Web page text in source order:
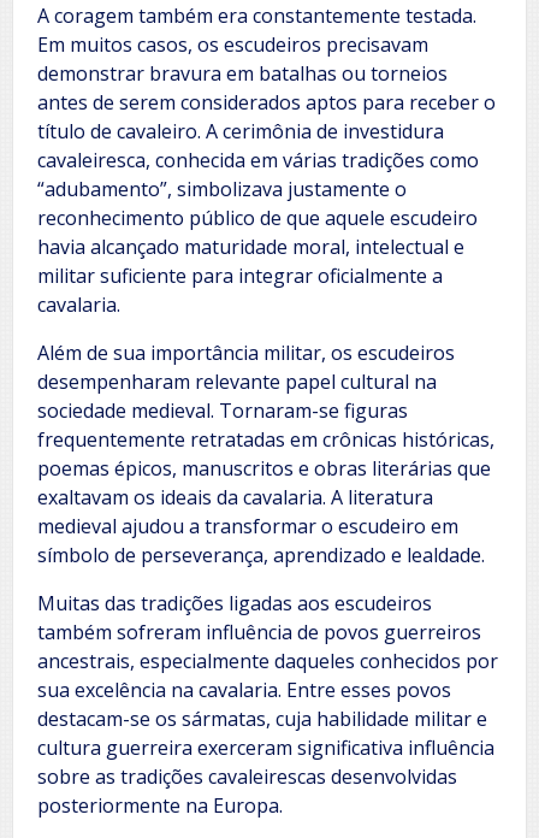
A coragem também era constantemente testada.
Em muitos casos, os escudeiros precisavam
demonstrar bravura em batalhas ou torneios
antes de serem considerados aptos para receber o
título de cavaleiro. A cerimônia de investidura
cavaleiresca, conhecida em várias tradições como
“adubamento”, simbolizava justamente o
reconhecimento público de que aquele escudeiro
havia alcançado maturidade moral, intelectual e
militar suficiente para integrar oficialmente a
cavalaria.
Além de sua importância militar, os escudeiros
desempenharam relevante papel cultural na
sociedade medieval. Tornaram-se figuras
frequentemente retratadas em crônicas históricas,
poemas épicos, manuscritos e obras literárias que
exaltavam os ideais da cavalaria. A literatura
medieval ajudou a transformar o escudeiro em
símbolo de perseverança, aprendizado e lealdade.
Muitas das tradições ligadas aos escudeiros
também sofreram influência de povos guerreiros
ancestrais, especialmente daqueles conhecidos por
sua excelência na cavalaria. Entre esses povos
destacam-se os sármatas, cuja habilidade militar e
cultura guerreira exerceram significativa influência
sobre as tradições cavaleirescas desenvolvidas
posteriormente na Europa.